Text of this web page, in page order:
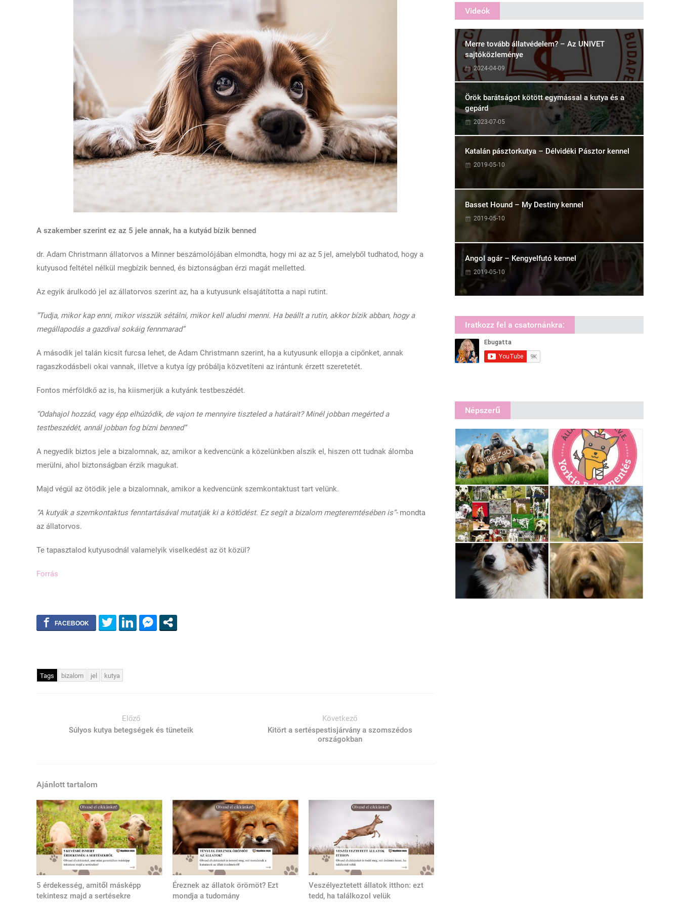
A szakember szerint ez az 5 jele annak, ha a kutyád bízik benned
dr. Adam Christmann állatorvos a Minner beszámolójában elmondta, hogy mi az az 5 jel, amelyből tudhatod, hogy a
kutyusod feltétel nélkül megbízik benned, és biztonságban érzi magát melletted.
Az egyik árulkodó jel az állatorvos szerint az, ha a kutyusunk elsajátította a napi rutint.
“Tudja, mikor kap enni, mikor visszük sétálni, mikor kell aludni menni. Ha beállt a rutin, akkor bízik abban, hogy a
megállapodás a gazdival sokáig fennmarad”
A második jel talán kicsit furcsa lehet, de Adam Christmann szerint, ha a kutyusunk ellopja a cipőnket, annak
ragaszkodásbeli okai vannak, illetve a kutya így próbálja közvetíteni az irántunk érzett szeretetét.
Fontos mérföldkő az is, ha kiismerjük a kutyánk testbeszédét.
“Odahajol hozzád, vagy épp elhúzódik, de vajon te mennyire tiszteled a határait? Minél jobban megérted a
testbeszédét, annál jobban fog bízni benned”
A negyedik biztos jele a bizalomnak, az, amikor a kedvencünk a közelünkben alszik el, hiszen ott tudnak álomba
merülni, ahol biztonságban érzik magukat.
Majd végül az ötödik jele a bizalomnak, amikor a kedvencünk szemkontaktust tart velünk.
“A kutyák a szemkontaktus fenntartásával mutatják ki a kötődést. Ez segít a bizalom megteremtésében is”- mondta
az állatorvos.
Te tapasztalod kutyusodnál valamelyik viselkedést az öt közül?
Forrás
Tags bizalom jel kutya
Előző
Súlyos kutya betegségek és tüneteik
Következő
Kitört a sertéspestisjárvány a szomszédos
országokban
Ajánlott tartalom
5 érdekesség, amitől másképp
tekintesz majd a sertésekre
Éreznek az állatok örömöt? Ezt
mondja a tudomány
Veszélyeztetett állatok itthon: ezt
tedd, ha találkozol velük
Videók
Merre tovább állatvédelem? – Az UNIVET
sajtóközleménye
2024-04-09
Örök barátságot kötött egymással a kutya és a
gepárd
2023-07-05
Katalán pásztorkutya – Délvidéki Pásztor kennel
2019-05-10
Basset Hound – My Destiny kennel
2019-05-10
Angol agár – Kengyelfutó kennel
2019-05-10
Iratkozz fel a csatornánkra:
Népszerű